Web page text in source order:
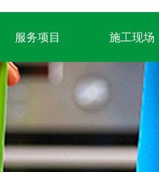
服务项目 施工现场